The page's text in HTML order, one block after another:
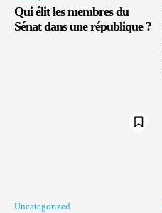
Qui élit les membres du
Sénat dans une république ?
Uncategorized